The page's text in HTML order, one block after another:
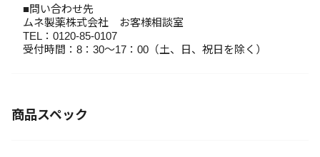
■問い合わせ先
ムネ製薬株式会社 お客様相談室
TEL：0120-85-0107
受付時間：8：30～17：00（土、日、祝日を除く）
商品スペック